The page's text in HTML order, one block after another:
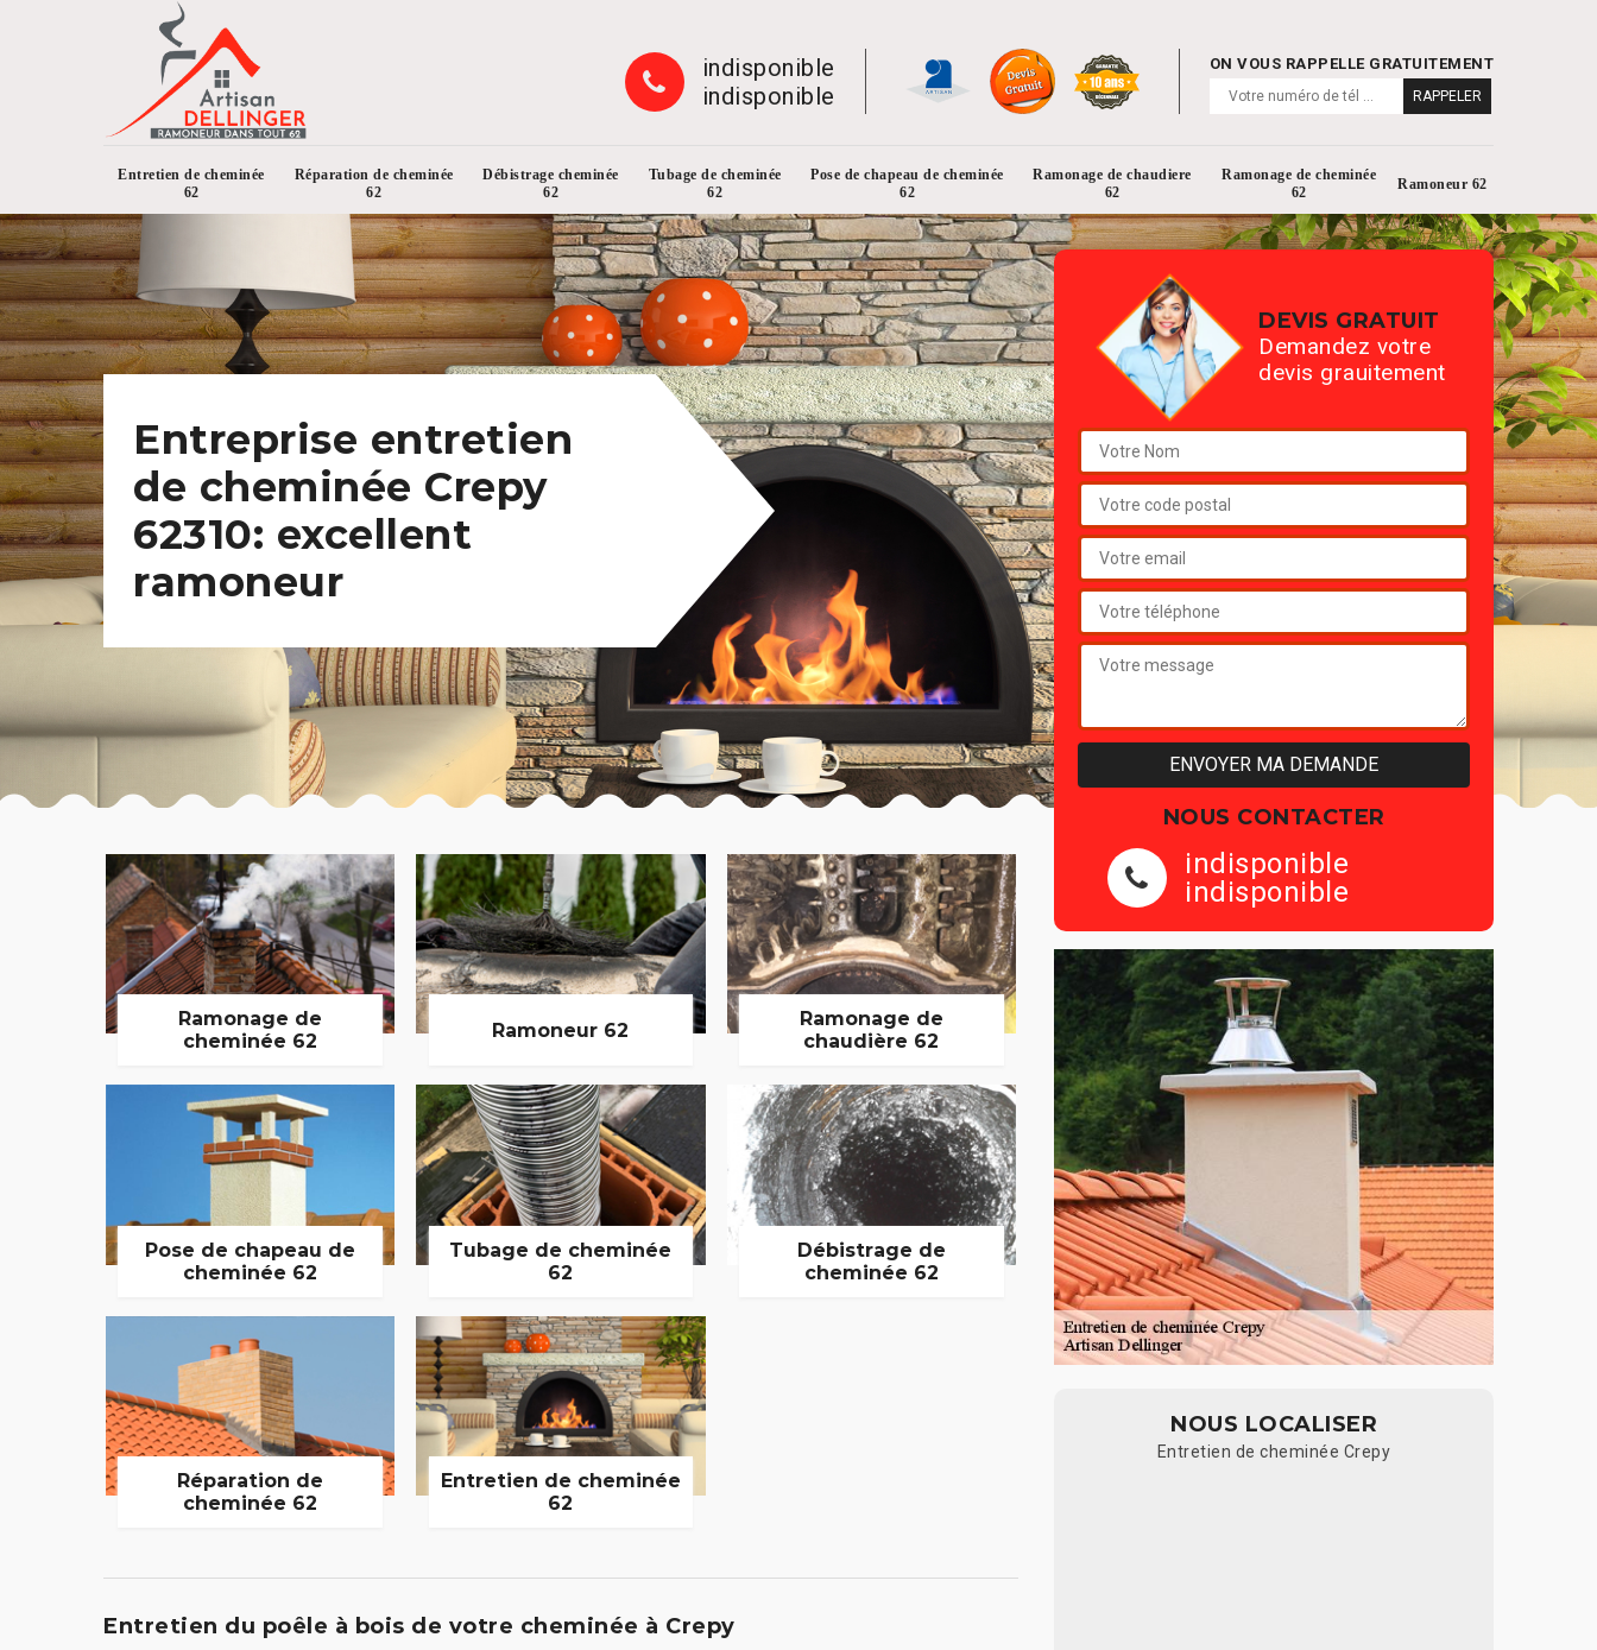
indisponible
indisponible
ON VOUS RAPPELLE GRATUITEMENT
Entretien de cheminée
62
Réparation de cheminée
62
Débistrage cheminée
62
Tubage de cheminée
62
Pose de chapeau de cheminée
62
Ramonage de chaudiere
62
Ramonage de cheminée
62
Ramoneur 62
Entreprise entretien
de cheminée Crepy
62310: excellent
ramoneur
Ramonage de
cheminée 62
Ramoneur 62
Ramonage de
chaudière 62
Pose de chapeau de
cheminée 62
Tubage de cheminée
62
Débistrage de
cheminée 62
Réparation de
cheminée 62
Entretien de cheminée
62
Entretien du poêle à bois de votre cheminée à Crepy
DEVIS GRATUIT
Demandez votre
devis grauitement
NOUS CONTACTER
indisponible
indisponible
NOUS LOCALISER
Entretien de cheminée Crepy